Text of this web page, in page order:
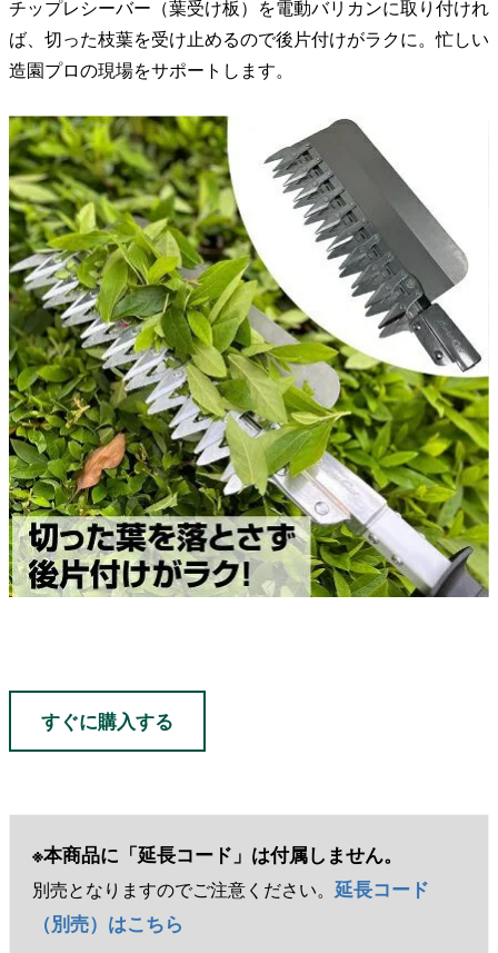
チップレシーバー（葉受け板）を電動バリカンに取り付けれ
ば、切った枝葉を受け止めるので後片付けがラクに。忙しい
造園プロの現場をサポートします。
すぐに購入する
※本商品に「延長コード」は付属しません。
別売となりますのでご注意ください。 延長コード
（別売）はこちら